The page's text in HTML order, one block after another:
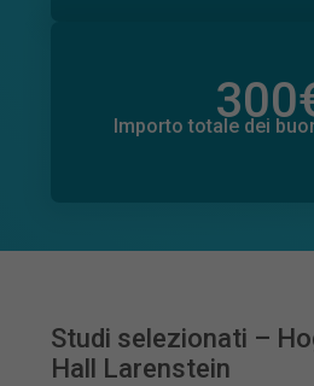
300
Importo totale dei
0€
Importo totale delle
Studi selezionati –
Hall Larenstein